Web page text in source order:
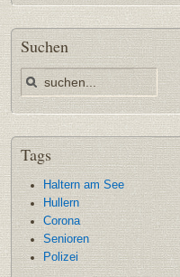
Suchen
Tags
Haltern am See
Hullern
Corona
Senioren
Polizei